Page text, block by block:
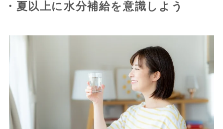
・夏以上に水分補給を意識しよう